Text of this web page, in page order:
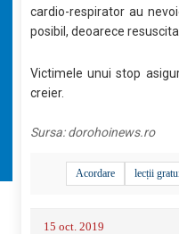
cardio-respirator au
posibil, deoarece
Victimele unui stop
creier.
Sursa:dorohoinews.ro
Acordare lecții
15 oct. 2019